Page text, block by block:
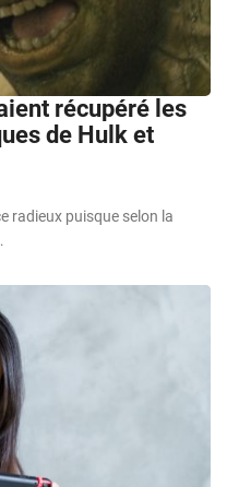
récupéré les
de Hulk et
radieux puisque selon la